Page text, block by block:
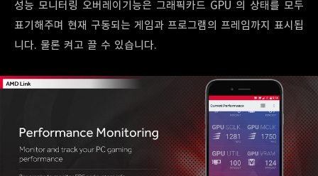
성능 모니터링 오버레이기능은 그래픽카드 GPU 의 상태를 모두
표기해주며 현재 구동되는 게임과 프로그램의 프레임까지 표시됩
니다. 물론 켜고 끌 수 있습니다.